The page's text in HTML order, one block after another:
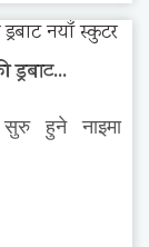
हुने नाइमा